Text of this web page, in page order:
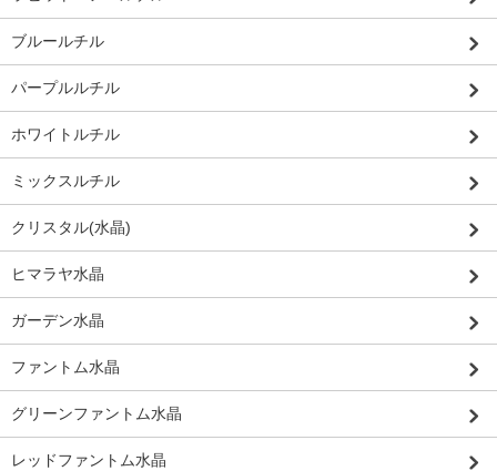
ブルールチル
パープルルチル
ホワイトルチル
ミックスルチル
クリスタル(水晶)
ヒマラヤ水晶
ガーデン水晶
ファントム水晶
グリーンファントム水晶
レッドファントム水晶